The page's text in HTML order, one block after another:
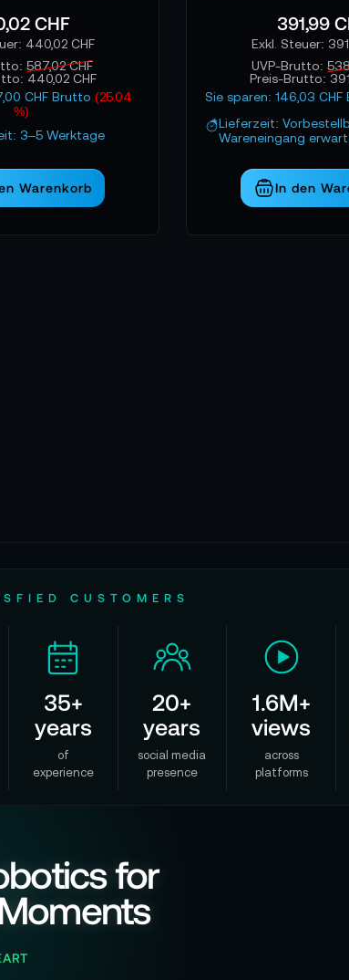
CHF
440,02 CHF
587,02 CHF
440,02 CHF
CHF Brutto (25.04
%)
3–5 Werktage
Warenkorb
391,99
UVP-Brutto:
Preis-Brutto:
Sie sparen: 146,03
Lieferzeit:
Wareneingang
In den
CUSTOMERS
35+
years
of
experience
20+
years
social media
presence
1.6M+
views
across
platforms
for